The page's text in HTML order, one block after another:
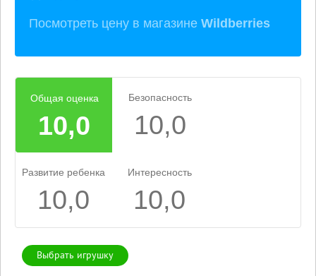
Посмотреть цену в магазине Wildberries
Общая оценка
10,0
Безопасность
10,0
Развитие ребенка
10,0
Интересность
10,0
Выбрать игрушку